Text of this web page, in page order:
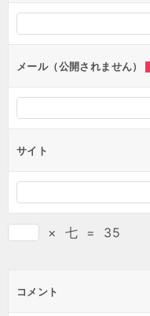
シ
ョ
ンメール（公開されません）
サイト
× 七 = 35
コメント